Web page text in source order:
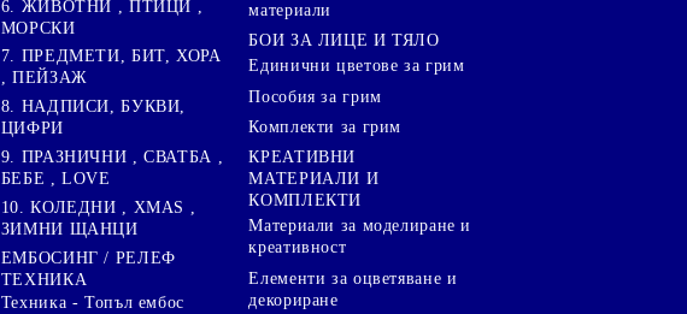
6. ЖИВОТНИ , ПТИЦИ ,
МОРСКИ
7. ПРЕДМЕТИ, БИТ, ХОРА
, ПЕЙЗАЖ
8. НАДПИСИ, БУКВИ,
ЦИФРИ
9. ПРАЗНИЧНИ , СВАТБА ,
БЕБЕ , LOVE
10. КОЛЕДНИ , XMAS ,
ЗИМНИ ЩАНЦИ
ЕМБОСИНГ / РЕЛЕФ
ТЕХНИКА
Техника - Топъл ембос
материали
БОИ ЗА ЛИЦЕ И ТЯЛО
Единични цветове за грим
Пособия за грим
Комплекти за грим
КРЕАТИВНИ
МАТЕРИАЛИ И
КОМПЛЕКТИ
Mатериали за моделиране и
креативност
Елементи за оцветяване и
декориране